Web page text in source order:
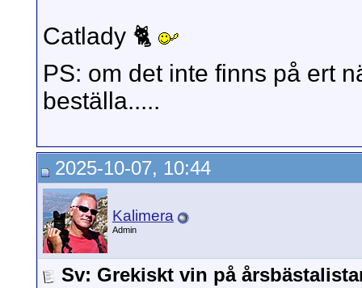
Catlady 🐈
PS: om det inte finns på ert
beställa.....
2025-10-07, 10:44
Kalimera
Admin
Sv: Grekiskt vin på